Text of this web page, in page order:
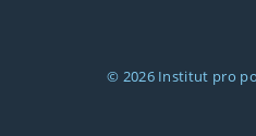
© 2026 Institut pro